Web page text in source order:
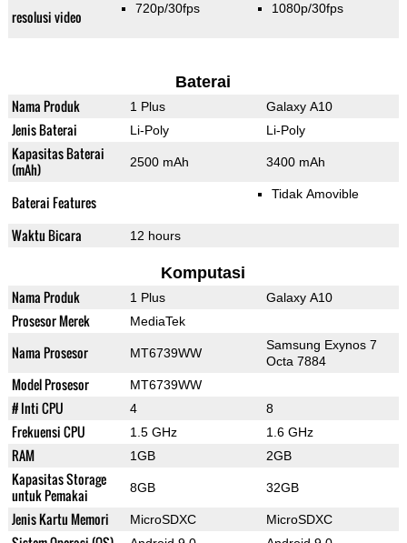
resolusi video 720p/30fps 1080p/30fps
Baterai
Nama Produk 1 Plus Galaxy A10
Jenis Baterai Li-Poly Li-Poly
Kapasitas Baterai
(mAh)
2500 mAh 3400 mAh
Baterai Features Tidak Amovible
Waktu Bicara 12 hours
Komputasi
Nama Produk 1 Plus Galaxy A10
Prosesor Merek MediaTek
Nama Prosesor MT6739WW
Samsung Exynos 7
Octa 7884
Model Prosesor MT6739WW
# Inti CPU 4 8
Frekuensi CPU 1.5 GHz 1.6 GHz
RAM 1GB 2GB
Kapasitas Storage
untuk Pemakai
8GB 32GB
Jenis Kartu Memori MicroSDXC MicroSDXC